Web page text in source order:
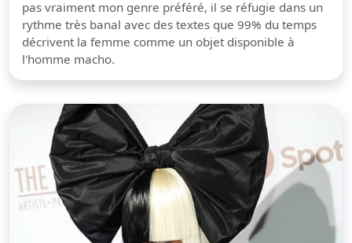
pas vraiment mon genre préféré, il se réfugie dans un
rythme très banal avec des textes que 99% du temps
décrivent la femme comme un objet disponible à
l'homme macho.